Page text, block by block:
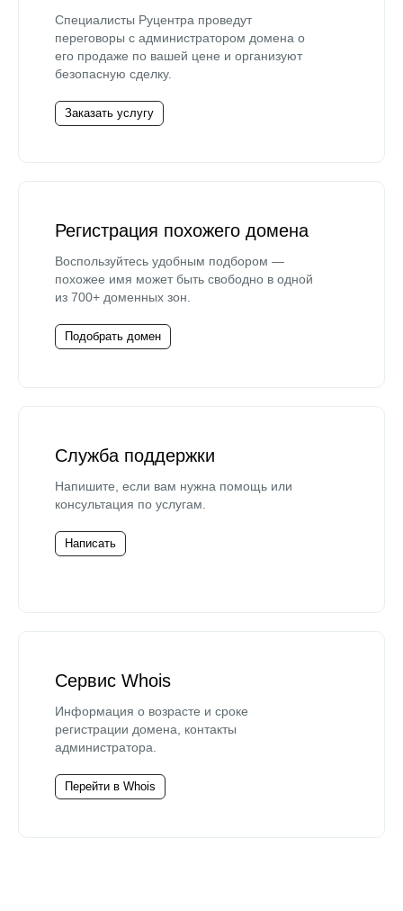
Специалисты Руцентра проведут
переговоры с администратором домена о
его продаже по вашей цене и организуют
безопасную сделку.
Заказать услугу
Регистрация похожего домена
Воспользуйтесь удобным подбором —
похожее имя может быть свободно в одной
из 700+ доменных зон.
Подобрать домен
Служба поддержки
Напишите, если вам нужна помощь или
консультация по услугам.
Написать
Сервис Whois
Информация о возрасте и сроке
регистрации домена, контакты
администратора.
Перейти в Whois